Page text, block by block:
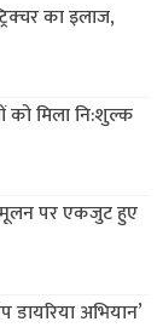
का इलाज,
को मिला नि:शुल्क
पर एकजुट हुए
अभियान’